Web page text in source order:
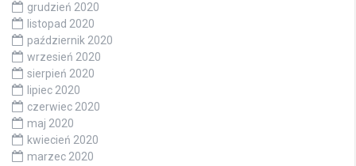
grudzień 2020
listopad 2020
październik 2020
wrzesień 2020
sierpień 2020
lipiec 2020
czerwiec 2020
maj 2020
kwiecień 2020
marzec 2020